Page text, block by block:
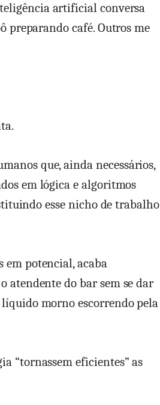
artificial conversa
café. Outros me
que, ainda necessários,
em lógica e algoritmos
esse nicho de trabalho
em potencial, acaba
atendente do bar sem se dar
morno escorrendo pela
“tornassem eficientes” as